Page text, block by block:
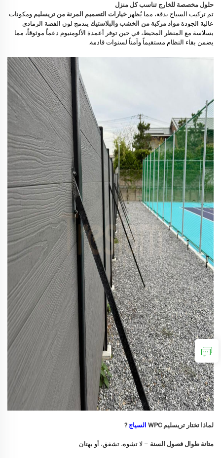
حلول مخصصة للخارج تناسب كل منزل
تم تركيب السياج بدقة، مما يُظهر خيارات التصميم المرنة من تريسليم ومكونات
عالية الجودة مواد مركبة من الخشب والبلاستيك يندمج لون الفضة الرمادي
بسلاسة مع المنظر المحيط، في حين توفر أعمدة الألومنيوم دعماً موثوقاً، مما
يضمن بقاء النظام مستقيماً وآمناً لسنوات قادمة.
لماذا تختار تريسليم WPC السياج ?
متانة طوال فصول السنة – لا تشوه، تشقق، أو بهتان